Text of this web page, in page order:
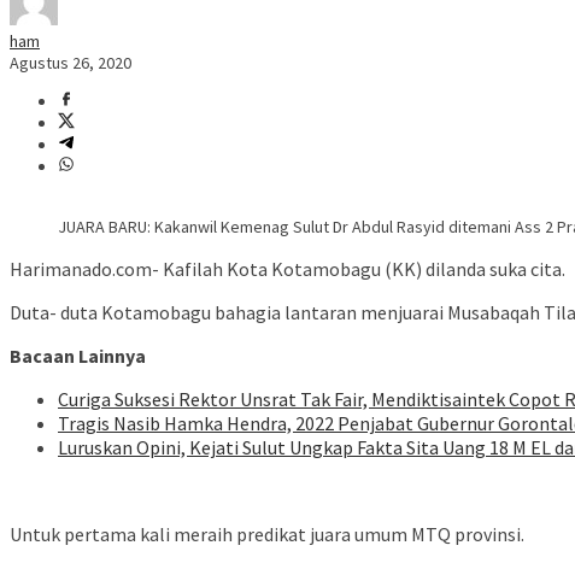
ham
Agustus 26, 2020
JUARA BARU: Kakanwil Kemenag Sulut Dr Abdul Rasyid ditemani Ass 2
Harimanado.com- Kafilah Kota Kotamobagu (KK) dilanda suka cita.
Duta- duta Kotamobagu bahagia lantaran menjuarai Musabaqah
Bacaan Lainnya
Curiga Suksesi Rektor Unsrat Tak Fair, Mendiktisaintek
Tragis Nasib Hamka Hendra, 2022 Penjabat Gubernur
Luruskan Opini, Kejati Sulut Ungkap Fakta Sita Uang 18 M EL
Untuk pertama kali meraih predikat juara umum MTQ provinsi.